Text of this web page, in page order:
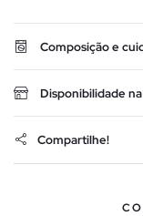
Composição e
Disponibilidade
Compartilhe!